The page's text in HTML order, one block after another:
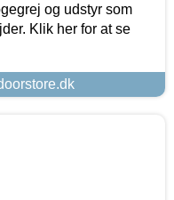
og udstyr som
Klik her for at se